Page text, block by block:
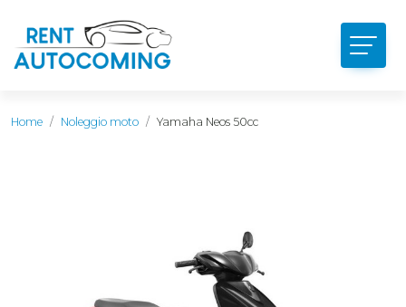
Home Noleggio moto Yamaha Neos 50cc